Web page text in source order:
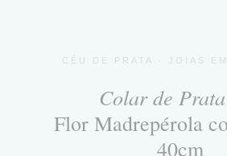
CÉU DE PRATA · JOIAS
Colar de
Flor Madrepérola
40cm